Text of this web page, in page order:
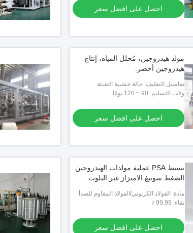
احصل على افضل سعر
مولد هيدروجين، مُحلل المياه، إنتاج
هيدروجين أخضر.
تفاصيل التغليف: حالة خشبية التعبئة
وقت التسليم: 90 ~ 120 يومًا
احصل على افضل سعر
بسيط PSA عملية مولدات الهيدروجين
الضغط سوينغ الامتزاز غير التلوث
مادة: الفولاذ الكربوني/الفولاذ المقاوم للصدأ
نقاء: 99.99 ٪
احصل على افضل سعر